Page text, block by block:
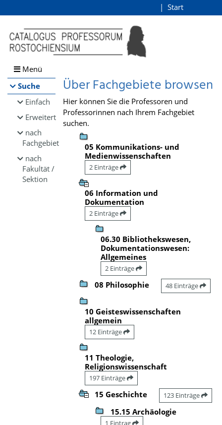
Browsen
direkt zum Inhalt
Start
Menü
Suche
Einfach
Erweitert
nach
Fachgebiet
nach
Fakultät /
Sektion
Über Fachgebiete browsen
Hier können Sie die Professoren und
Professorinnen nach Ihrem Fachgebiet
suchen.
05 Kommunikations- und
Medienwissenschaften
2 Einträge
06 Information und
Dokumentation
2 Einträge
06.30 Bibliothekswesen,
Dokumentationswesen:
Allgemeines
2 Einträge
08 Philosophie 48 Einträge
10 Geisteswissenschaften
allgemein
12 Einträge
11 Theologie,
Religionswissenschaft
197 Einträge
15 Geschichte 123 Einträge
15.15 Archäologie
1 Eintrag